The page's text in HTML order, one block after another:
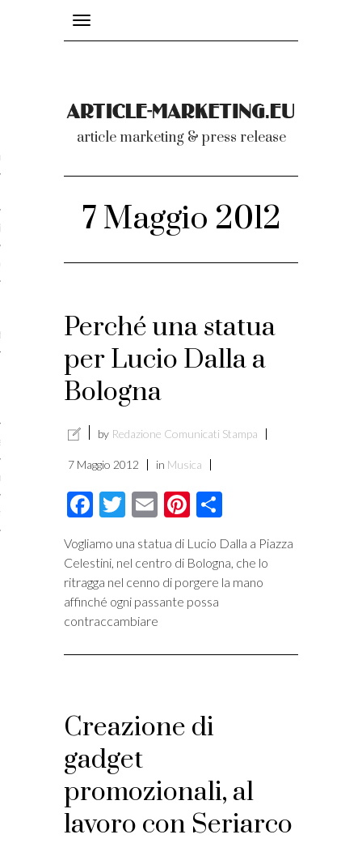
è l’article marketing
e stile di scrittura
per i publishers
Toggle
navigation
article marketing & press release
7 Maggio 2012
Perché una statua
per Lucio Dalla a
Bologna
by Redazione Comunicati Stampa
7 Maggio 2012 in Musica
Facebook
Twitter
EmailPinterest
Vogliamo una statua di Lucio Dalla a Piazza
Celestini, nel centro di Bologna, che lo
ritragga nel cenno di porgere la mano
affinché ogni passante possa
contraccambiare
Creazione di
gadget
promozionali, al
lavoro con Seriarco